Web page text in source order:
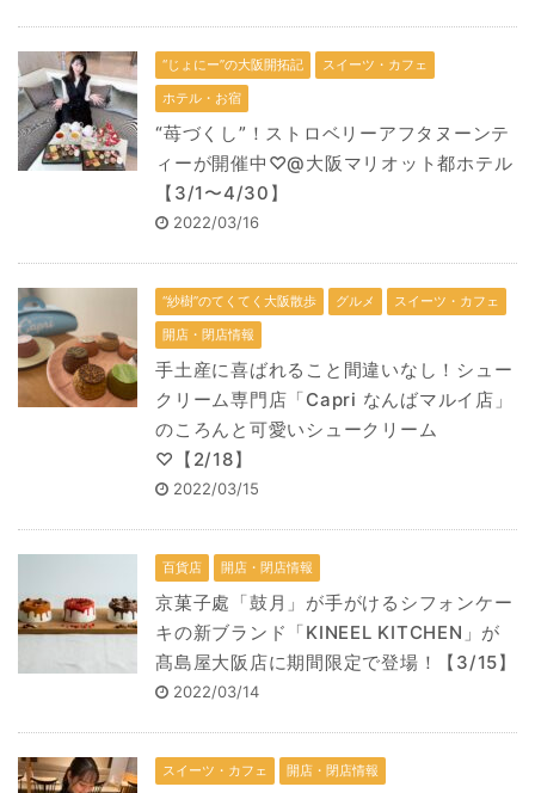
“じょにー”の大阪開拓記
スイーツ・カフェ
ホテル・お宿
“苺づくし”！ストロベリーアフタヌーンテ
ィーが開催中♡@大阪マリオット都ホテル
【3/1〜4/30】
2022/03/16
“紗樹”のてくてく大阪散歩 グルメ
スイーツ・カフェ
開店・閉店情報
手土産に喜ばれること間違いなし！シュー
クリーム専門店「Capri なんばマルイ店」
のころんと可愛いシュークリーム
♡【2/18】
2022/03/15
百貨店 開店・閉店情報
京菓子處「鼓月」が手がけるシフォンケー
キの新ブランド「KINEEL KITCHEN」が
髙島屋大阪店に期間限定で登場！【3/15】
2022/03/14
スイーツ・カフェ 開店・閉店情報